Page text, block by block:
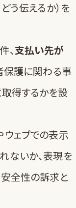
う伝えるか）を
、支払い先が
保護に関わる事
得するかを設
ェブでの表示
ないか、表現を
安全性の訴求と